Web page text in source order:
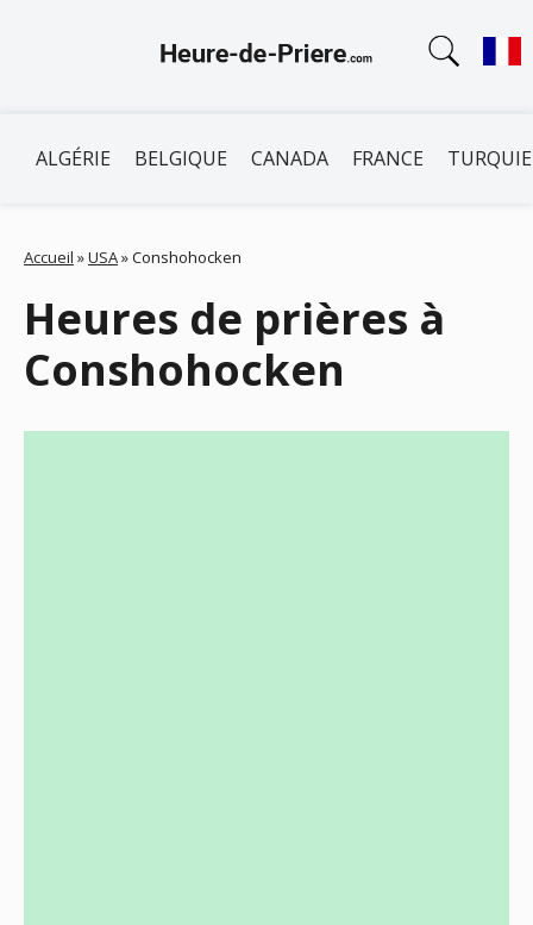
ALGÉRIE BELGIQUE CANADA FRANCE TURQUIE
Accueil »USA»Conshohocken
Heures de prières à
Conshohocken